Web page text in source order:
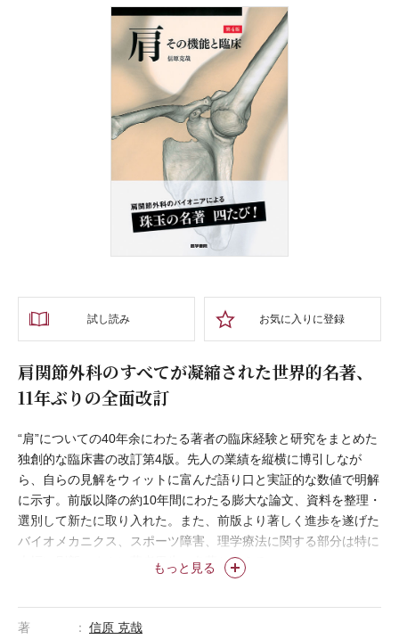
試し読み お気に入りに登録
肩関節外科のすべてが凝縮された世界的名著、
11年ぶりの全面改訂
もっと見る
“肩”についての40年余にわたる著者の臨床経験と研究をまとめた
独創的な臨床書の改訂第4版。先人の業績を縦横に博引しなが
ら、自らの見解をウィットに富んだ語り口と実証的な数値で明解
に示す。前版以降の約10年間にわたる膨大な論文、資料を整理・
選別して新たに取り入れた。また、前版より著しく進歩を遂げた
バイオメカニクス、スポーツ障害、理学療法に関する部分は特に
大幅に刷新。まさに著者畢生の名著といえる。
著 信原 克哉